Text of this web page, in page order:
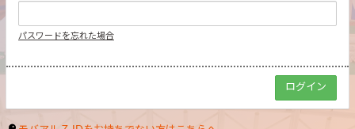
パスワードを忘れた場合